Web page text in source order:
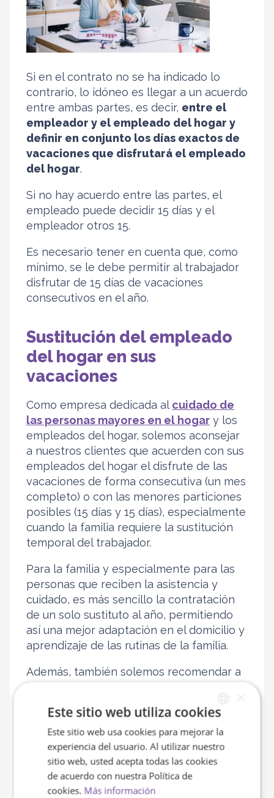
Si en el contrato no se ha indicado lo
contrario, lo idóneo es llegar a un acuerdo
entre ambas partes, es decir, entre el
empleador y el empleado del hogar y
definir en conjunto los días exactos de
vacaciones que disfrutará el empleado
del hogar.
Si no hay acuerdo entre las partes, el
empleado puede decidir 15 días y el
empleador otros 15.
Es necesario tener en cuenta que, como
mínimo, se le debe permitir al trabajador
disfrutar de 15 días de vacaciones
consecutivos en el año.
Sustitución del empleado
del hogar en sus
vacaciones
Como empresa dedicada al cuidado de
las personas mayores en el hogar y los
empleados del hogar, solemos aconsejar
a nuestros clientes que acuerden con sus
empleados del hogar el disfrute de las
vacaciones de forma consecutiva (un mes
completo) o con las menores particiones
posibles (15 días y 15 días), especialmente
cuando la familia requiere la sustitución
temporal del trabajador.
Para la familia y especialmente para las
personas que reciben la asistencia y
cuidado, es más sencillo la contratación
de un solo sustituto al año, permitiendo
así una mejor adaptación en el domicilio y
aprendizaje de las rutinas de la familia.
Además, también solemos recomendar a
los clientes planificar este escenario con
poder tener capacidad de reacción
llegado el momento de la sustitución del
empleado del hogar.
¿Las vacaciones de los
SPANISH
ENGLISH
Este sitio web utiliza cookies
Este sitio web usa cookies para mejorar la
experiencia del usuario. Al utilizar nuestro
sitio web, usted acepta todas las cookies
de acuerdo con nuestra Política de
cookies. Más información